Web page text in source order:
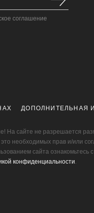
соглашение
ДОПОЛНИТЕЛЬНАЯ
На сайте не разрешается
необходимых прав и/или
сайта ознакомьтесь с
конфиденциальности.